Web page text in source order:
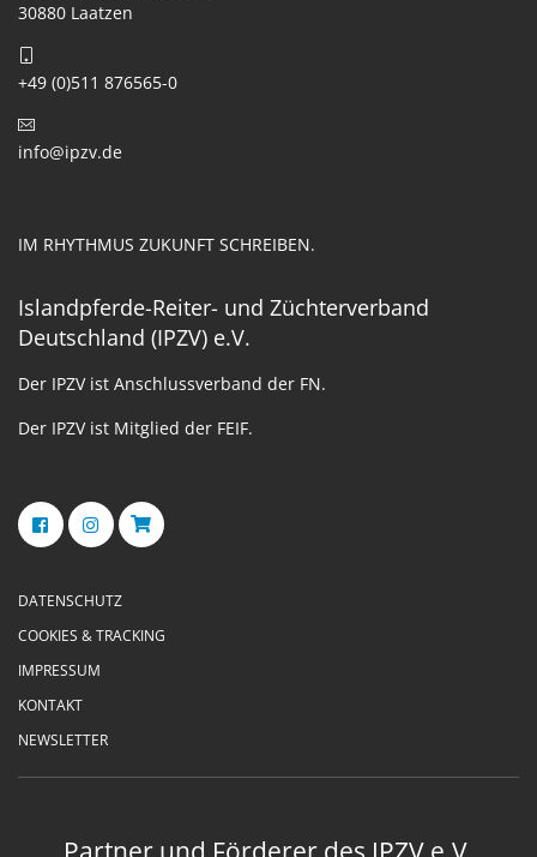
30880 Laatzen
+49 (0)511 876565-0
info@ipzv.de
IM RHYTHMUS ZUKUNFT SCHREIBEN.
Islandpferde-Reiter- und Züchterverband
Deutschland (IPZV) e.V.
Der IPZV ist Anschlussverband der FN.
Der IPZV ist Mitglied der FEIF.
DATENSCHUTZ
COOKIES & TRACKING
IMPRESSUM
KONTAKT
NEWSLETTER